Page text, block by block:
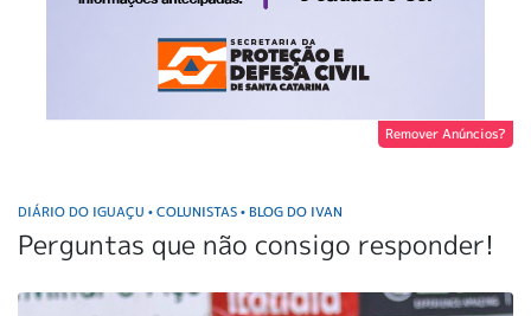
Remover Anúncios?
DIÁRIO DO IGUAÇU • COLUNISTAS • BLOG DO IVAN
Perguntas que não consigo responder!